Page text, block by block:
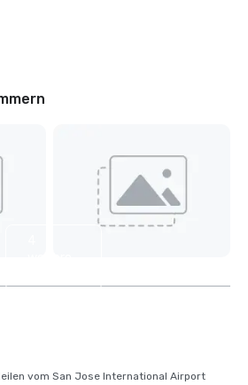
vom San Jose International Airport